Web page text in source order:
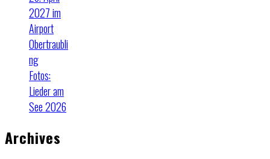
2027 im
Airport
Obertraubli
ng
Fotos:
Lieder am
See 2026
Archives